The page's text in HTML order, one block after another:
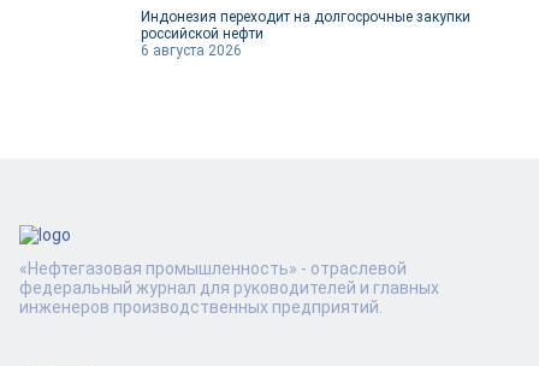
Индонезия переходит на долгосрочные закупки
российской нефти
6 августа 2026
«Нефтегазовая промышленность» - отраслевой
федеральный журнал для руководителей и главных
инженеров производственных предприятий.